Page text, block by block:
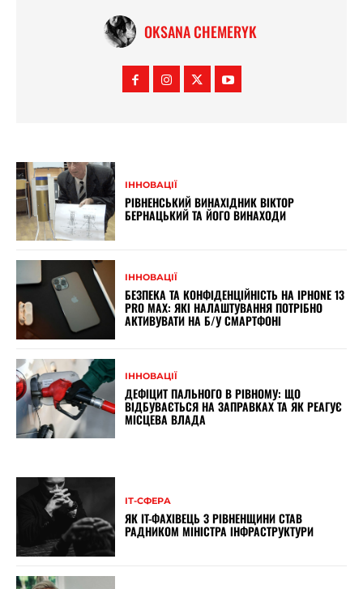
OKSANA CHEMERYK
ІННОВАЦІЇ
РІВНЕНСЬКИЙ ВИНАХІДНИК ВІКТОР
БЕРНАЦЬКИЙ ТА ЙОГО ВИНАХОДИ
ІННОВАЦІЇ
БЕЗПЕКА ТА КОНФІДЕНЦІЙНІСТЬ НА IPHONE 13
PRO MAX: ЯКІ НАЛАШТУВАННЯ ПОТРІБНО
АКТИВУВАТИ НА Б/У СМАРТФОНІ
ІННОВАЦІЇ
ДЕФІЦИТ ПАЛЬНОГО В РІВНОМУ: ЩО
ВІДБУВАЄТЬСЯ НА ЗАПРАВКАХ ТА ЯК РЕАГУЄ
МІСЦЕВА ВЛАДА
ІТ-СФЕРА
ЯК IT-ФАХІВЕЦЬ З РІВНЕНЩИНИ СТАВ
РАДНИКОМ МІНІСТРА ІНФРАСТРУКТУРИ